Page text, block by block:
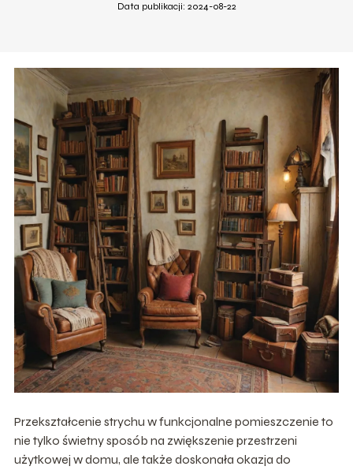
Data publikacji: 2024-08-22
Przekształcenie strychu w funkcjonalne pomieszczenie to
nie tylko świetny sposób na zwiększenie przestrzeni
użytkowej w domu, ale także doskonała okazja do